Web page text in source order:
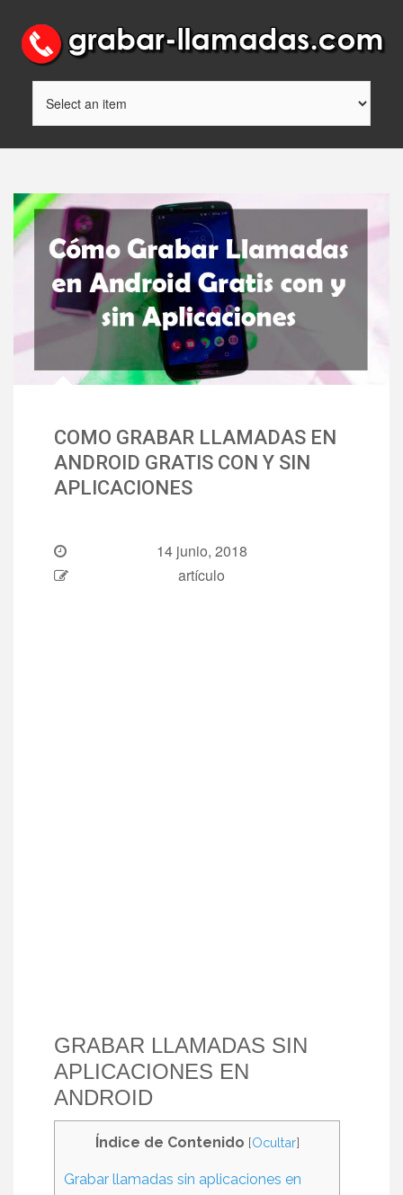
COMO GRABAR LLAMADAS EN
ANDROID GRATIS CON Y SIN
APLICACIONES
14 junio, 2018
artículo
GRABAR LLAMADAS SIN
APLICACIONES EN
ANDROID
Índice de Contenido [Ocultar]
Grabar llamadas sin aplicaciones en